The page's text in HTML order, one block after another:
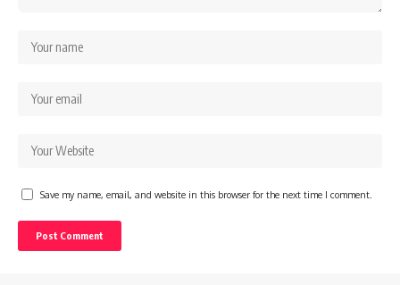
Save my name, email, and website in this browser for the next time I comment.